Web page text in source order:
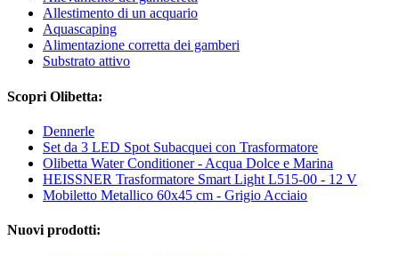
Allestimento di un acquario
Aquascaping
Alimentazione corretta dei gamberi
Substrato attivo
Scopri Olibetta:
Dennerle
Set da 3 LED Spot Subacquei con Trasformatore
Olibetta Water Conditioner - Acqua Dolce e Marina
HEISSNER Trasformatore Smart Light L515-00 - 12 V
Mobiletto Metallico 60x45 cm - Grigio Acciaio
Nuovi prodotti: